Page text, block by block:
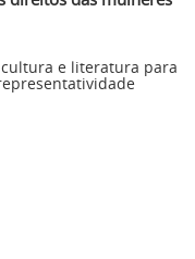
cultura e literatura para